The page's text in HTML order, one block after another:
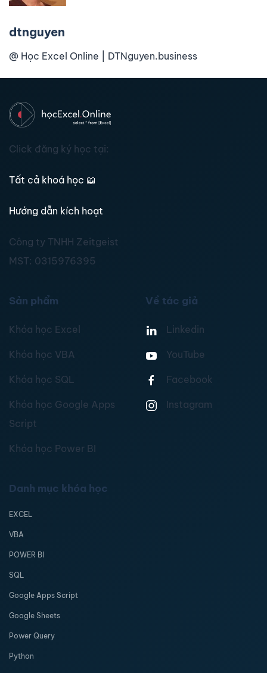
dtnguyen
@ Học Excel Online | DTNguyen.business
Click đăng ký học tại:
Tất cả khoá học 📖
Hướng dẫn kích hoạt
Công ty TNHH Zeitgeist
MST: 0315976395
Sản phẩm
Khóa học Excel
Khóa học VBA
Khóa học SQL
Khóa học Google Apps
Script
Khóa học Power BI
Về tác giả
Linkedin
YouTube
Facebook
Instagram
Danh mục khóa học
EXCEL
VBA
POWER BI
SQL
Google Apps Script
Google Sheets
Power Query
Python